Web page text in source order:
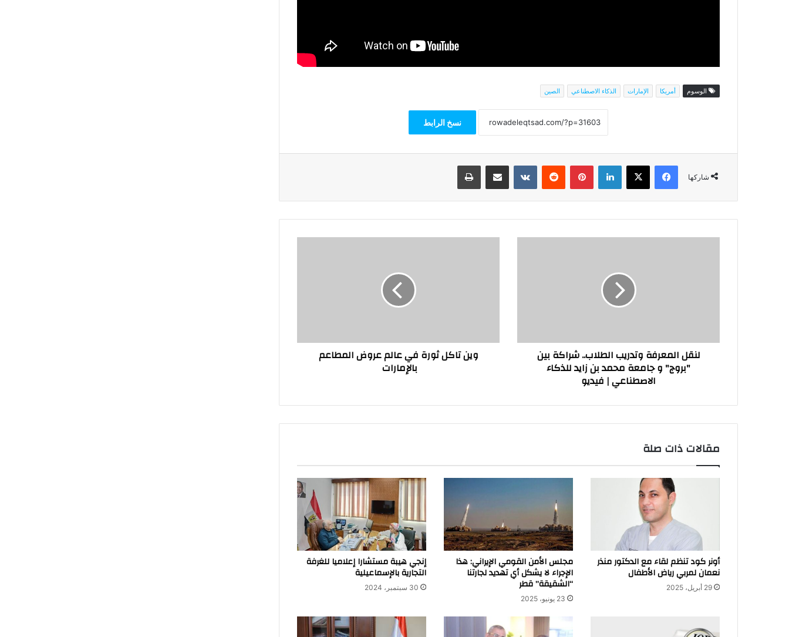
الوسوم أمريكا الإمارات الذكاء الاصطناعي الصين
نسخ الرابط
شاركها
فيسبوك‫X لينكدإن بينتيريست مشاركة عبر البريد طباعة
جامعة
الاصطناعي
لنقل المعرفة وتدريب الطلاب.. شراكة بين
"بروج" و جامعة محمد بن زايد للذكاء
الاصطناعي | فيديو
وين تاكل ثورة في عالم عروض المطاعم
بالإمارات
مقالات ذات صلة
أونر كود تنظم لقاء مع الدكتور منذر
نعمان لمربي رياض الأطفال
29 أبريل، 2025
مجلس الأمن القومي الإيراني: هذا
الإجراء لا يشكل أي تهديد لجارتنا
“الشقيقة” قطر
23 يونيو، 2025
إنجي هيبة مستشارا إعلاميا للغرفة
التجارية بالإسماعيلية
30 سبتمبر، 2024